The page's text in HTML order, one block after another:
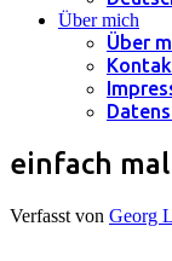
Über mich
Über
einfach
Verfasst von Georg